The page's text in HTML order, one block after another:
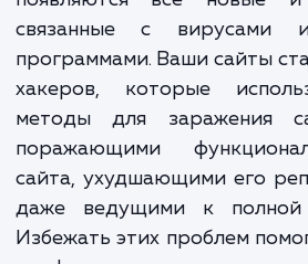
ЗАКАЗАТЬ
С каждым годом в
связанные с
программами. Ваши сайты
хакеров, которые
методы для
поражающими